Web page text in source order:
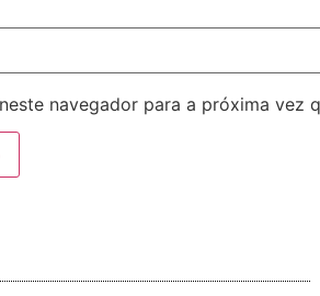
navegador para a próxima vez